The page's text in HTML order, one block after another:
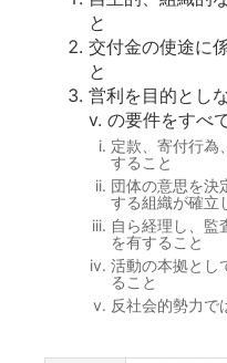
と
交付金の使途に
と
営利を目的とし
v. の要件をすべ
定款、寄付行為
すること
団体の意思を決
する組織が確立
自ら経理し、監
を有すること
活動の本拠とし
ること
反社会的勢力で